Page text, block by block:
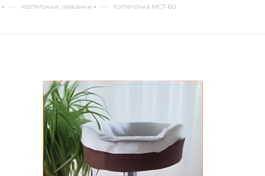
— Когтеточки, лежанки — Когтеточка MCT-60